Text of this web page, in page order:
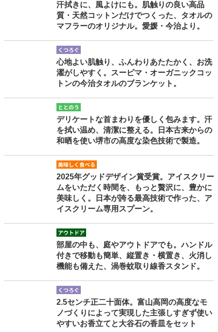
汗拭きに、風よけにも。肌触りの良い高品
質・天然コットンだけでつくった、タオルの
マフラーのオリジナル。愛媛・今治より。
心地よい肌触り、ふんわりあたたかく、お洗
濯がしやすく。スーピマ・オーガニックコッ
トンの今治タオルのブランケット。
デリケートな首まわりを優しく包みます。汗
を拭い温め、清潔に整える。日本古来からの
和晒を使い堺市の高度な染色技術で製造。
2025年グッドデザイン賞受賞。アイスクリー
ムをいただく時間を、もっと贅沢に、豊かに
美味しく。日本が誇る最高技術で作った、ア
イスクリーム専用スプーン。
部屋の中も、庭やアウトドアでも。ハンドル
付きで移動も簡単、縦置き・横置き、火消し
機能も備えた、渦巻蚊取り線香スタンド。
2.5センチ正二十面体。富山高岡の高度なモ
ノづくりによって実現した主張しすぎず使い
やすいお香立てと大谷石の香皿をセット